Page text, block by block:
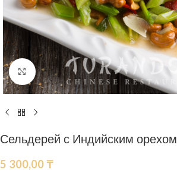
Нажмите, чтобы увеличить
Сельдерей с Индийским
5 300,00 ₸